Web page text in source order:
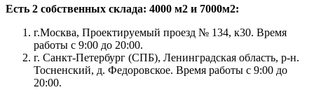
Есть 2 собственных склада: 4000 м2 и 7000м2:
г.Москва, Проектируемый проезд № 134, к30. Время
работы с 9:00 до 20:00.
г. Санкт-Петербург (СПБ), Ленинградская область, р-н.
Тосненский, д. Федоровское. Время работы с 9:00 до
20:00.